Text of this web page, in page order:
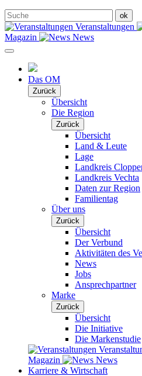
Veranstaltungen
Magazin
News
Das OM
Zurück
Übersicht
Die Region
Zurück
Übersicht
Land & Leute
Lage
Landkreis
Landkreis Vechta
Daten zur Region
Familientag
Über uns
Zurück
Übersicht
Der Verbund
Aktivitäten des
News
Jobs
Ansprechpartner
Marke
Zurück
Übersicht
Die Initiative
Die Markenstudie
Magazin
News
Karriere & Wirtschaft